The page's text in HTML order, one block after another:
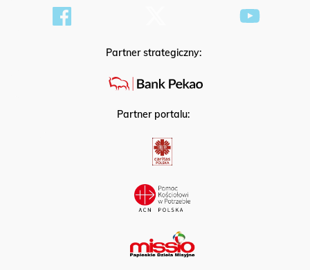
Partner strategiczny:
Partner portalu: